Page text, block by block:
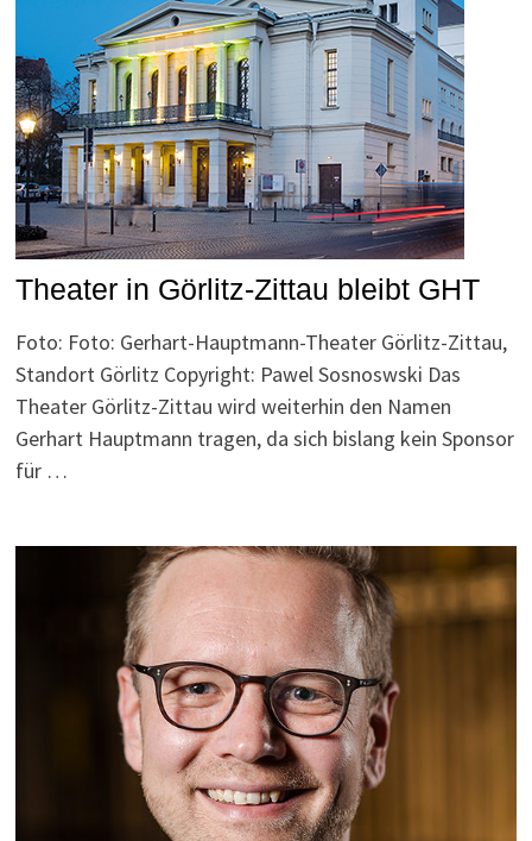
Theater in Görlitz-Zittau bleibt GHT
Foto: Foto: Gerhart-Hauptmann-Theater Görlitz-Zittau,
Standort Görlitz Copyright: Pawel Sosnoswski Das
Theater Görlitz-Zittau wird weiterhin den Namen
Gerhart Hauptmann tragen, da sich bislang kein Sponsor
für …